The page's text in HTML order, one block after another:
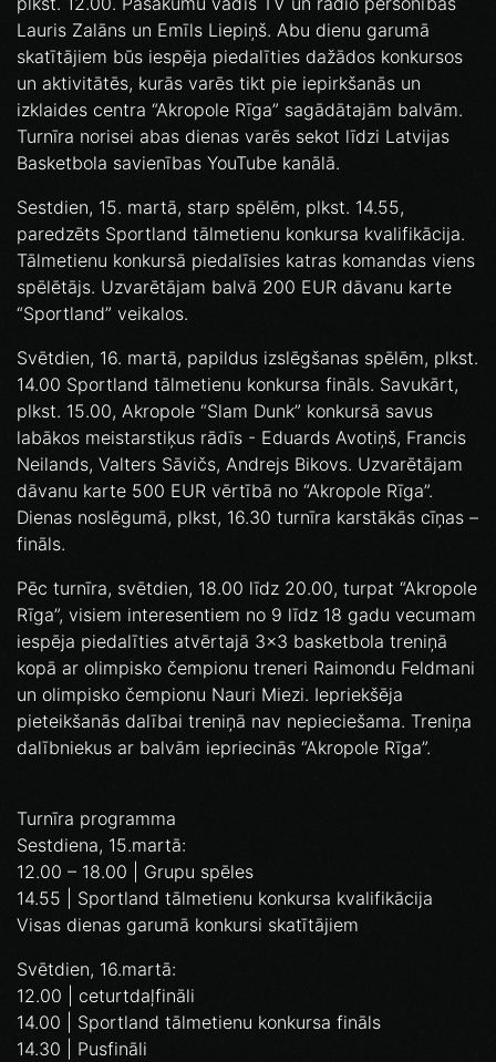
Lauris Zalāns un Emīls Liepiņš. Abu dienu garumā
skatītājiem būs iespēja piedalīties dažādos konkursos
un aktivitātēs, kurās varēs tikt pie iepirkšanās un
izklaides centra “Akropole Rīga” sagādātajām balvām.
Turnīra norisei abas dienas varēs sekot līdzi Latvijas
Basketbola savienības YouTube kanālā.
Sestdien, 15. martā, starp spēlēm, plkst. 14.55,
paredzēts Sportland tālmetienu konkursa kvalifikācija.
Tālmetienu konkursā piedalīsies katras komandas viens
spēlētājs. Uzvarētājam balvā 200 EUR dāvanu karte
“Sportland” veikalos.
Svētdien, 16. martā, papildus izslēgšanas spēlēm, plkst.
14.00 Sportland tālmetienu konkursa fināls. Savukārt,
plkst. 15.00, Akropole “Slam Dunk” konkursā savus
labākos meistarstiķus rādīs - Eduards Avotiņš, Francis
Neilands, Valters Sāvičs, Andrejs Bikovs. Uzvarētājam
dāvanu karte 500 EUR vērtībā no “Akropole Rīga”.
Dienas noslēgumā, plkst, 16.30 turnīra karstākās cīņas –
fināls.
Pēc turnīra, svētdien, 18.00 līdz 20.00, turpat “Akropole
Rīga”, visiem interesentiem no 9 līdz 18 gadu vecumam
iespēja piedalīties atvērtajā 3x3 basketbola treniņā
kopā ar olimpisko čempionu treneri Raimondu Feldmani
un olimpisko čempionu Nauri Miezi. Iepriekšēja
pieteikšanās dalībai treniņā nav nepieciešama. Treniņa
dalībniekus ar balvām iepriecinās “Akropole Rīga”.
Turnīra programma
Sestdiena, 15.martā:
12.00 – 18.00 | Grupu spēles
14.55 | Sportland tālmetienu konkursa kvalifikācija
Visas dienas garumā konkursi skatītājiem
Svētdien, 16.martā:
12.00 | ceturtdaļfināli
14.00 | Sportland tālmetienu konkursa fināls
14.30 | Pusfināli